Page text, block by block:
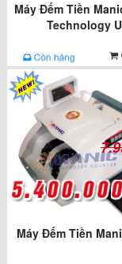
Máy Đếm Tiền
Technology
Máy Đếm Tiền